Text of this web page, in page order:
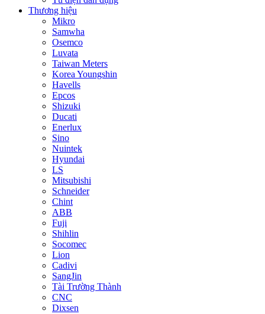
Thương hiệu
Mikro
Samwha
Osemco
Luvata
Taiwan Meters
Korea Youngshin
Havells
Epcos
Shizuki
Ducati
Enerlux
Sino
Nuintek
Hyundai
LS
Mitsubishi
Schneider
Chint
ABB
Fuji
Shihlin
Socomec
Lion
Cadivi
SangJin
Tài Trường Thành
CNC
Dixsen